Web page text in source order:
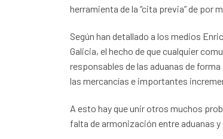
herramienta de la “cita previa” de por
Según han detallado a los medios
Galicia, el hecho de que cualquier
responsables de las aduanas de
las mercancías e importantes
A esto hay que unir otros muchos
falta de armonización entre aduanas